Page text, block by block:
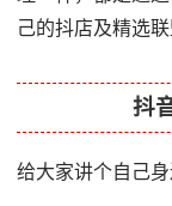
己的抖店及精选
抖
给大家讲个自己身